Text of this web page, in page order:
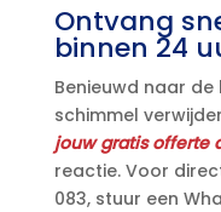
Ontvang
binnen 24
Benieuwd naar
schimmel
jouw gratis offerte
reactie.​ Voor
083, stuur een